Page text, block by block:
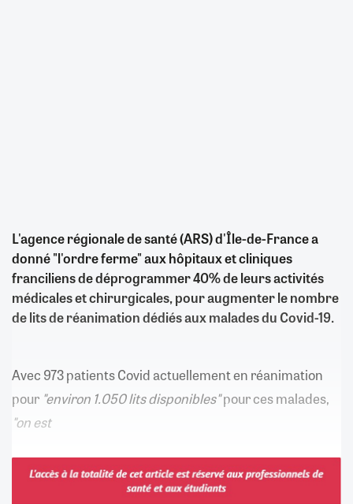
L'agence régionale de santé (ARS) d'Île-de-France a
donné "l'ordre ferme" aux hôpitaux et cliniques
franciliens de déprogrammer 40% de leurs activités
médicales et chirurgicales, pour augmenter le nombre
de lits de réanimation dédiés aux malades du Covid-19.
Avec 973 patients Covid actuellement en réanimation
pour "environ 1.050 lits disponibles"pour ces malades,
"on est